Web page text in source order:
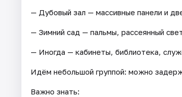
— Дубовый зал — массивные панели и
— Зимний сад — пальмы, рассеянный
— Иногда — кабинеты, библиотека,
Идём небольшой группой: можно
Важно знать: